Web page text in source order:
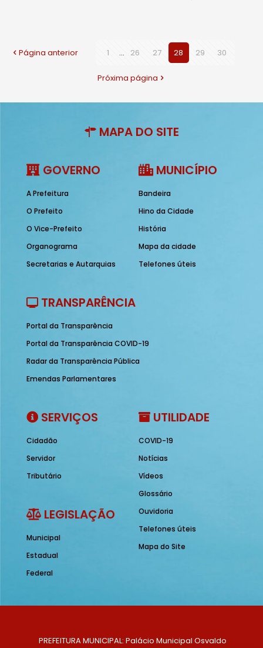
Página anterior 1 ... 26 27 28 29 30
Próxima página
MAPA DO SITE
GOVERNO
A Prefeitura
O Prefeito
O Vice-Prefeito
Organograma
Secretarias e Autarquias
MUNICÍPIO
Bandeira
Hino da Cidade
História
Mapa da cidade
Telefones úteis
TRANSPARÊNCIA
Portal da Transparência
Portal da Transparência COVID-19
Radar da Transparência Pública
Emendas Parlamentares
SERVIÇOS
Cidadão
Servidor
Tributário
LEGISLAÇÃO
Municipal
Estadual
Federal
UTILIDADE
COVID-19
Notícias
Vídeos
Glossário
Ouvidoria
Telefones úteis
Mapa do Site
PREFEITURA MUNICIPAL: Palácio Municipal Osvaldo